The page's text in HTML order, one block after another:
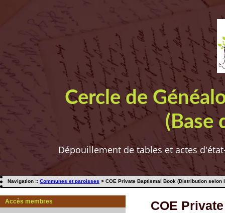
Cercle de
(Base
Dépouillement de tables et actes
Navigation :: Communes et paroisses > COE Private Baptismal Book (Distribution selon
Accès membres COE